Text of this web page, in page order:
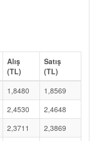
Alış
(TL)
Satış
(TL)
1,8480
1,8569
2,4530
2,4648
2,3711
2,3869